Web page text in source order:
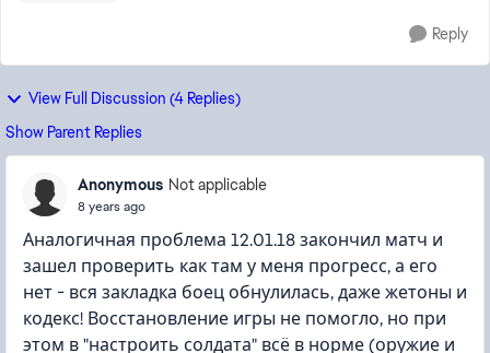
Reply
View Full Discussion (4 Replies)
Show Parent Replies
Anonymous Not applicable
8 years ago
Аналогичная проблема 12.01.18 закончил матч и
зашел проверить как там у меня прогресс, а его
нет - вся закладка боец обнулилась, даже жетоны и
кодекс! Восстановление игры не помогло, но при
этом в "настроить солдата" всё в норме (оружие и